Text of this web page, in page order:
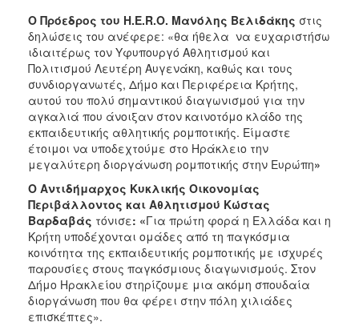
Ο Πρόεδρος του H.E.R.O. Μανόλης Βελιδάκης στις
δηλώσεις του ανέφερε: «θα ήθελα να ευχαριστήσω
ιδιαιτέρως τον Υφυπουργό Αθλητισμού και
Πολιτισμού Λευτέρη Αυγενάκη, καθώς και τους
συνδιοργανωτές, Δήμο και Περιφέρεια Κρήτης,
αυτού του πολύ σημαντικού διαγωνισμού για την
αγκαλιά που άνοιξαν στον καινοτόμο κλάδο της
εκπαιδευτικής αθλητικής ρομποτικής. Είμαστε
έτοιμοι να υποδεχτούμε στο Ηράκλειο την
μεγαλύτερη διοργάνωση ρομποτικής στην Ευρώπη»
Ο Αντιδήμαρχος Κυκλικής Οικονομίας
Περιβάλλοντος και Αθλητισμού Κώστας
Βαρδαβάς τόνισε: «Για πρώτη φορά η Ελλάδα και η
Κρήτη υποδέχονται ομάδες από τη παγκόσμια
κοινότητα της εκπαιδευτικής ρομποτικής με ισχυρές
παρουσίες στους παγκόσμιους διαγωνισμούς. Στον
Δήμο Ηρακλείου στηρίζουμε μια ακόμη σπουδαία
διοργάνωση που θα φέρει στην πόλη χιλιάδες
επισκέπτες».